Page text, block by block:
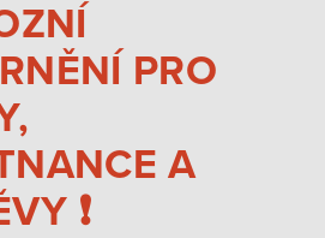
PRO
A
❗️